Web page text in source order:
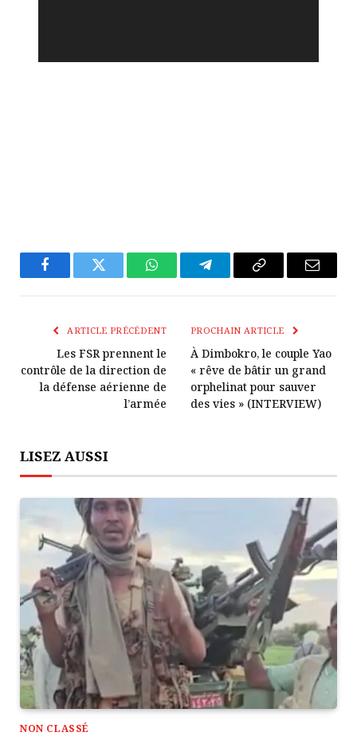
FacebookTwitter WhatsAppTélégrammeCopier
Lien
E-
ARTICLE PRÉCÉDENT
Les FSR prennent le
contrôle de la direction de
la défense aérienne de
l’armée
PROCHAIN ARTICLE
À Dimbokro, le couple Yao
« rêve de bâtir un grand
orphelinat pour sauver
des vies » (INTERVIEW)
LISEZ AUSSI
NON CLASSÉ